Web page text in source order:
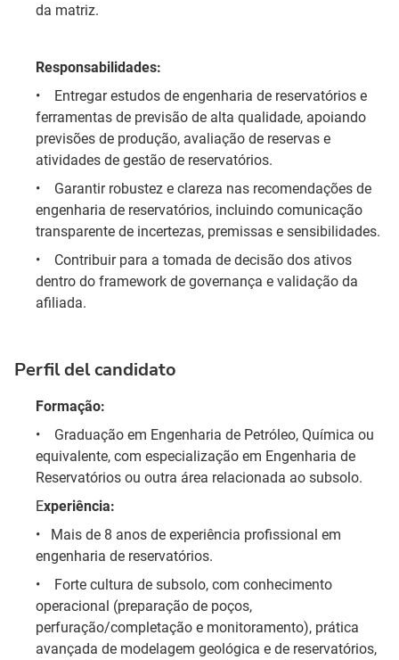
da matriz.
Responsabilidades:
•
Entregar estudos de engenharia de reservatórios e
ferramentas de previsão de alta qualidade, apoiando
previsões de produção, avaliação de reservas e
atividades de gestão de reservatórios.
•
Garantir robustez e clareza nas recomendações de
engenharia de reservatórios, incluindo comunicação
transparente de incertezas, premissas e sensibilidades.
•
Contribuir para a tomada de decisão dos ativos
dentro do framework de governança e validação da
afiliada.
Perfil del candidato
Formação:
•
Graduação em Engenharia de Petróleo, Química ou
equivalente, com especialização em Engenharia de
Reservatórios ou outra área relacionada ao subsolo.
Experiência:
• Mais de 8 anos de experiência profissional em
engenharia de reservatórios.
•
Forte cultura de subsolo, com conhecimento
operacional (preparação de poços,
perfuração/completação e monitoramento), prática
avançada de modelagem geológica e de reservatórios,